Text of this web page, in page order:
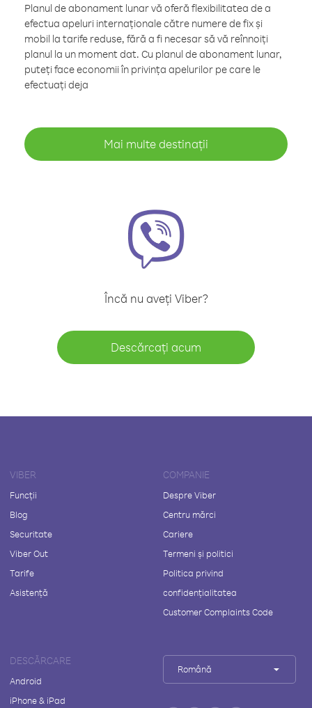
Planul de abonament lunar vă oferă flexibilitatea de a
efectua apeluri internaționale către numere de fix și
mobil la tarife reduse, fără a fi necesar să vă reînnoiți
planul la un moment dat. Cu planul de abonament lunar,
puteți face economii în privința apelurilor pe care le
efectuați deja
Mai multe destinații
Încă nu aveți Viber?
Descărcați acum
VIBER
Funcții
Blog
Securitate
Viber Out
Tarife
Asistență
COMPANIE
Despre Viber
Centru mărci
Cariere
Termeni și politici
Politica privind
confidențialitatea
Customer Complaints Code
DESCĂRCARE
Android
iPhone & iPad
Română